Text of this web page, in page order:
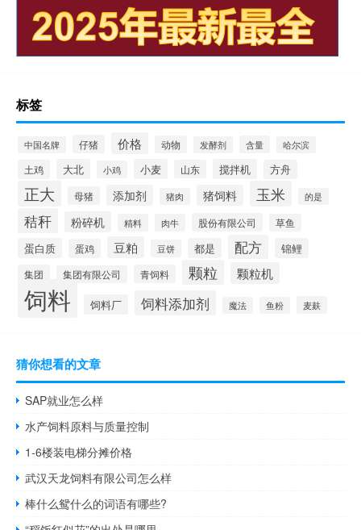
标签
中国名牌 仔猪 价格 动物 发酵剂 含量 哈尔滨
土鸡 大北 小鸡 小麦 山东 搅拌机 方舟
正大 母猪 添加剂 猪肉 猪饲料 玉米 的是
秸秆 粉碎机 精料 肉牛 股份有限公司 草鱼
蛋白质 蛋鸡 豆粕 豆饼 都是 配方 锦鲤
集团 集团有限公司 青饲料 颗粒 颗粒机
饲料 饲料厂 饲料添加剂 魔法 鱼粉 麦麸
猜你想看的文章
SAP就业怎么样
水产饲料原料与质量控制
1-6楼装电梯分摊价格
武汉天龙饲料有限公司怎么样
棒什么鸳什么的词语有哪些?